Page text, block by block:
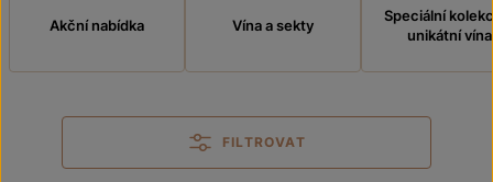
Akční nabídka Vína a sekty
Speciální
unikátní vína
FILTROVAT